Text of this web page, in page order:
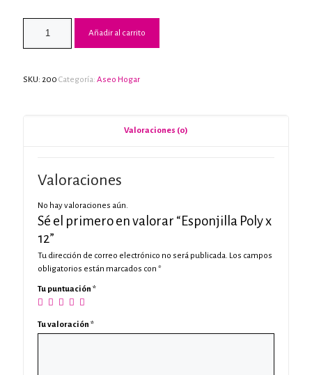
Añadir al carrito
SKU: 200 Categoría: Aseo Hogar
Valoraciones (0)
Valoraciones
No hay valoraciones aún.
Sé el primero en valorar “Esponjilla Poly x
12”
Tu dirección de correo electrónico no será publicada. Los campos
obligatorios están marcados con *
Tu puntuación *
Tu valoración *